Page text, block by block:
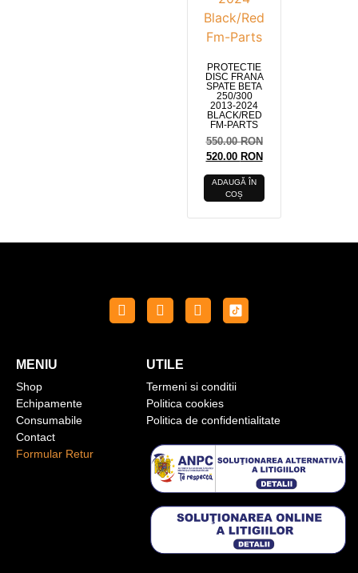
PROTECTIE
DISC FRANA
SPATE BETA
250/300
2013-2024
BLACK/RED
FM-PARTS
550.00RON
520.00 RON
ADAUGĂ ÎN
COȘ
MENIU
Shop
Echipamente
Consumabile
Contact
Formular Retur
UTILE
Termeni si conditii
Politica cookies
Politica de confidentialitate